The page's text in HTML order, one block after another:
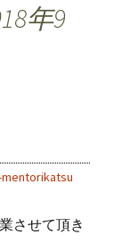
年9
させて頂き